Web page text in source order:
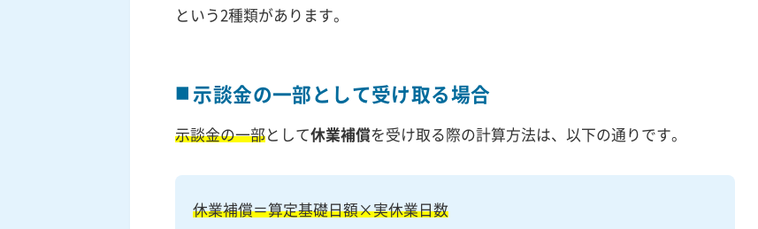
という2種類があります。
示談金の一部として受け取る場合
示談金の一部として休業補償を受け取る際の計算方法は、以下の通りです。
休業補償＝算定基礎日額×実休業日数